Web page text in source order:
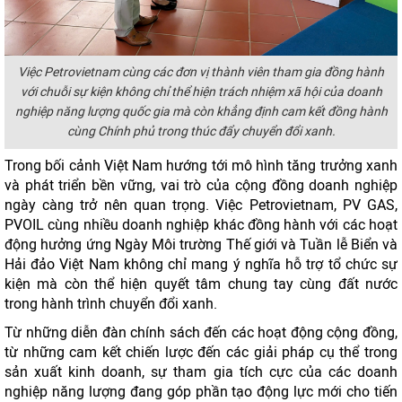
Việc Petrovietnam cùng các đơn vị thành viên tham gia đồng hành
với chuỗi sự kiện không chỉ thể hiện trách nhiệm xã hội của doanh
nghiệp năng lượng quốc gia mà còn khẳng định cam kết đồng hành
cùng Chính phủ trong thúc đẩy chuyển đổi xanh.
Trong bối cảnh Việt Nam hướng tới mô hình tăng trưởng xanh
và phát triển bền vững, vai trò của cộng đồng doanh nghiệp
ngày càng trở nên quan trọng. Việc Petrovietnam, PV GAS,
PVOIL cùng nhiều doanh nghiệp khác đồng hành với các hoạt
động hưởng ứng Ngày Môi trường Thế giới và Tuần lễ Biển và
Hải đảo Việt Nam không chỉ mang ý nghĩa hỗ trợ tổ chức sự
kiện mà còn thể hiện quyết tâm chung tay cùng đất nước
trong hành trình chuyển đổi xanh.
Từ những diễn đàn chính sách đến các hoạt động cộng đồng,
từ những cam kết chiến lược đến các giải pháp cụ thể trong
sản xuất kinh doanh, sự tham gia tích cực của các doanh
nghiệp năng lượng đang góp phần tạo động lực mới cho tiến